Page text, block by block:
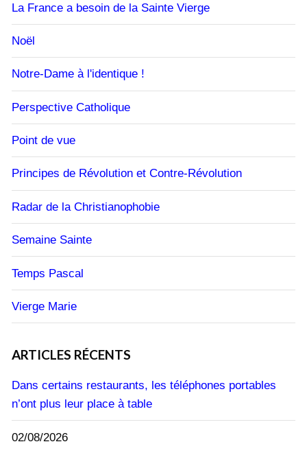
La France a besoin de la Sainte Vierge
Noël
Notre-Dame à l'identique !
Perspective Catholique
Point de vue
Principes de Révolution et Contre-Révolution
Radar de la Christianophobie
Semaine Sainte
Temps Pascal
Vierge Marie
ARTICLES RÉCENTS
Dans certains restaurants, les téléphones portables
n’ont plus leur place à table
02/08/2026